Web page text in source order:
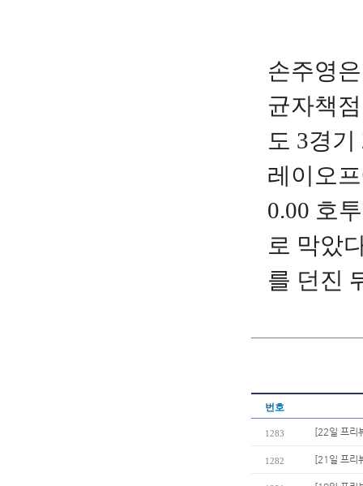
손주영
균자책
도 3경
레이오
0.00 호
로 막았
를 던진
번호
1283 [22일 프리
1282 [21일 프리